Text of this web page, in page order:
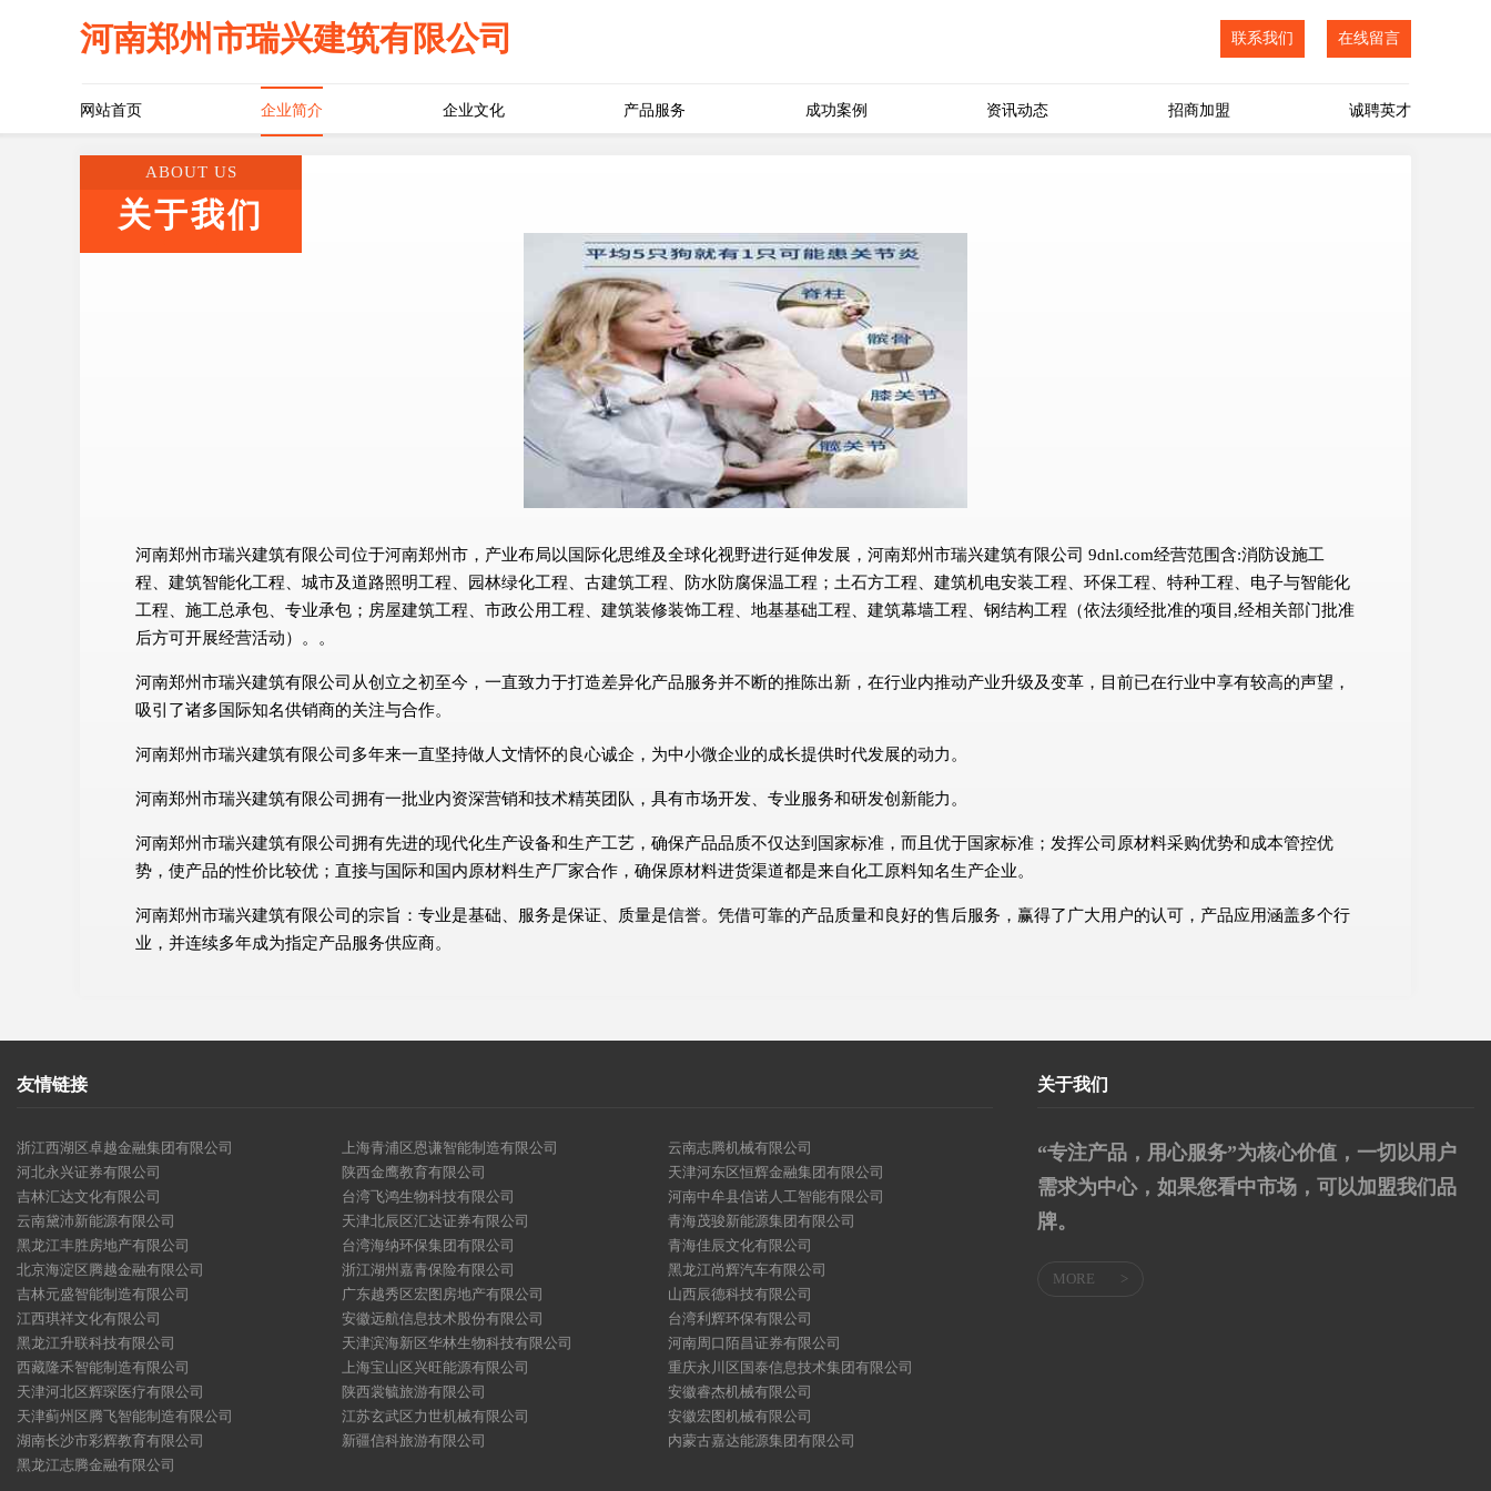
河南郑州市瑞兴建筑有限公司 联系我们 在线留言
网站首页 企业简介 企业文化 产品服务 成功案例 资讯动态 招商加盟 诚聘英才
ABOUT US
关于我们
河南郑州市瑞兴建筑有限公司位于河南郑州市，产业布局以国际化思维及全球化视野进行延伸发展，河南郑州市瑞兴建筑有限公司 9dnl.com经营范围含:消防设施工
程、建筑智能化工程、城市及道路照明工程、园林绿化工程、古建筑工程、防水防腐保温工程；土石方工程、建筑机电安装工程、环保工程、特种工程、电子与智能化
工程、施工总承包、专业承包；房屋建筑工程、市政公用工程、建筑装修装饰工程、地基基础工程、建筑幕墙工程、钢结构工程（依法须经批准的项目,经相关部门批准
后方可开展经营活动）。。
河南郑州市瑞兴建筑有限公司从创立之初至今，一直致力于打造差异化产品服务并不断的推陈出新，在行业内推动产业升级及变革，目前已在行业中享有较高的声望，
吸引了诸多国际知名供销商的关注与合作。
河南郑州市瑞兴建筑有限公司多年来一直坚持做人文情怀的良心诚企，为中小微企业的成长提供时代发展的动力。
河南郑州市瑞兴建筑有限公司拥有一批业内资深营销和技术精英团队，具有市场开发、专业服务和研发创新能力。
河南郑州市瑞兴建筑有限公司拥有先进的现代化生产设备和生产工艺，确保产品品质不仅达到国家标准，而且优于国家标准；发挥公司原材料采购优势和成本管控优
势，使产品的性价比较优；直接与国际和国内原材料生产厂家合作，确保原材料进货渠道都是来自化工原料知名生产企业。
河南郑州市瑞兴建筑有限公司的宗旨：专业是基础、服务是保证、质量是信誉。凭借可靠的产品质量和良好的售后服务，赢得了广大用户的认可，产品应用涵盖多个行
业，并连续多年成为指定产品服务供应商。
友情链接
浙江西湖区卓越金融集团有限公司 上海青浦区恩谦智能制造有限公司
云南志腾机械有限公司
河北永兴证券有限公司
陕西金鹰教育有限公司
天津河东区恒辉金融集团有限公司
吉林汇达文化有限公司
台湾飞鸿生物科技有限公司
河南中牟县信诺人工智能有限公司
云南黛沛新能源有限公司
天津北辰区汇达证券有限公司
青海茂骏新能源集团有限公司
黑龙江丰胜房地产有限公司
台湾海纳环保集团有限公司
青海佳辰文化有限公司
北京海淀区腾越金融有限公司
浙江湖州嘉青保险有限公司
黑龙江尚辉汽车有限公司
吉林元盛智能制造有限公司
广东越秀区宏图房地产有限公司
山西辰德科技有限公司
江西琪祥文化有限公司
安徽远航信息技术股份有限公司
台湾利辉环保有限公司
黑龙江升联科技有限公司
天津滨海新区华林生物科技有限公司
河南周口陌昌证券有限公司
西藏隆禾智能制造有限公司
上海宝山区兴旺能源有限公司
重庆永川区国泰信息技术集团有限公司
天津河北区辉琛医疗有限公司
陕西裳毓旅游有限公司
安徽睿杰机械有限公司
天津蓟州区腾飞智能制造有限公司
江苏玄武区力世机械有限公司
安徽宏图机械有限公司
湖南长沙市彩辉教育有限公司
新疆信科旅游有限公司
内蒙古嘉达能源集团有限公司
黑龙江志腾金融有限公司
关于我们
“专注产品，用心服务”为核心价值，一切以用户
需求为中心，如果您看中市场，可以加盟我们品
牌。
MORE >